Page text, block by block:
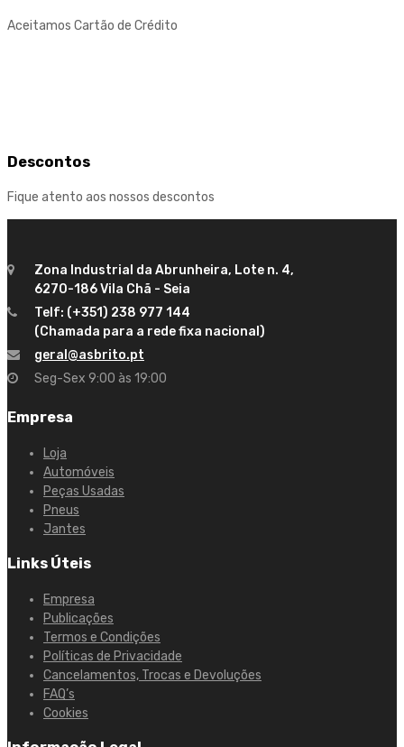
Aceitamos Cartão de Crédito
Descontos
Fique atento aos nossos descontos
Zona Industrial da Abrunheira, Lote n. 4,
6270-186 Vila Chã - Seia
Telf: (+351) 238 977 144
(Chamada para a rede fixa nacional)
geral@asbrito.pt
Seg-Sex 9:00 às 19:00
Empresa
Loja
Automóveis
Peças Usadas
Pneus
Jantes
Links Úteis
Empresa
Publicações
Termos e Condições
Políticas de Privacidade
Cancelamentos, Trocas e Devoluções
FAQ’s
Cookies